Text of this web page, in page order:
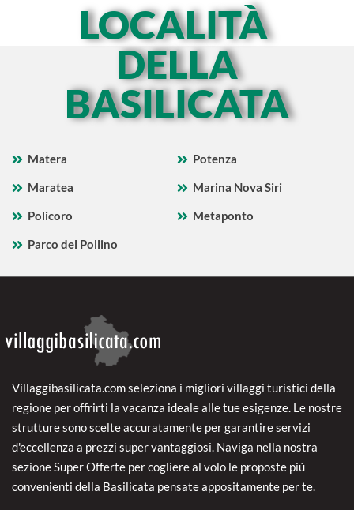
LOCALITÀ
DELLA
BASILICATA
Matera
Potenza
Maratea
Marina Nova Siri
Policoro
Metaponto
Parco del Pollino
Villaggibasilicata.com seleziona i migliori villaggi turistici della
regione per offrirti la vacanza ideale alle tue esigenze. Le nostre
strutture sono scelte accuratamente per garantire servizi
d'eccellenza a prezzi super vantaggiosi. Naviga nella nostra
sezione Super Offerte per cogliere al volo le proposte più
convenienti della Basilicata pensate appositamente per te.